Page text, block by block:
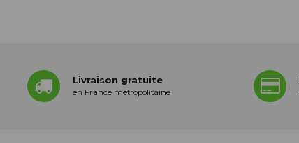
Livraison gratuite
en France métropolitaine